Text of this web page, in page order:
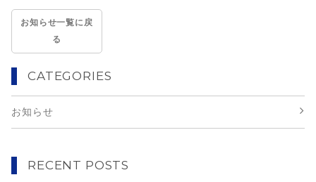
お知らせ一覧に戻
る
CATEGORIES
お知らせ
RECENT POSTS